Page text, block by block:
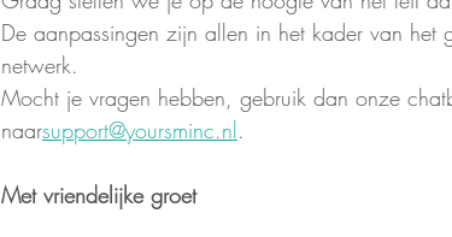
De aanpassingen zijn allen in het kader van het
netwerk.
Mocht je vragen hebben, gebruik dan onze
naarsupport@yoursminc.nl.
Met vriendelijke groet